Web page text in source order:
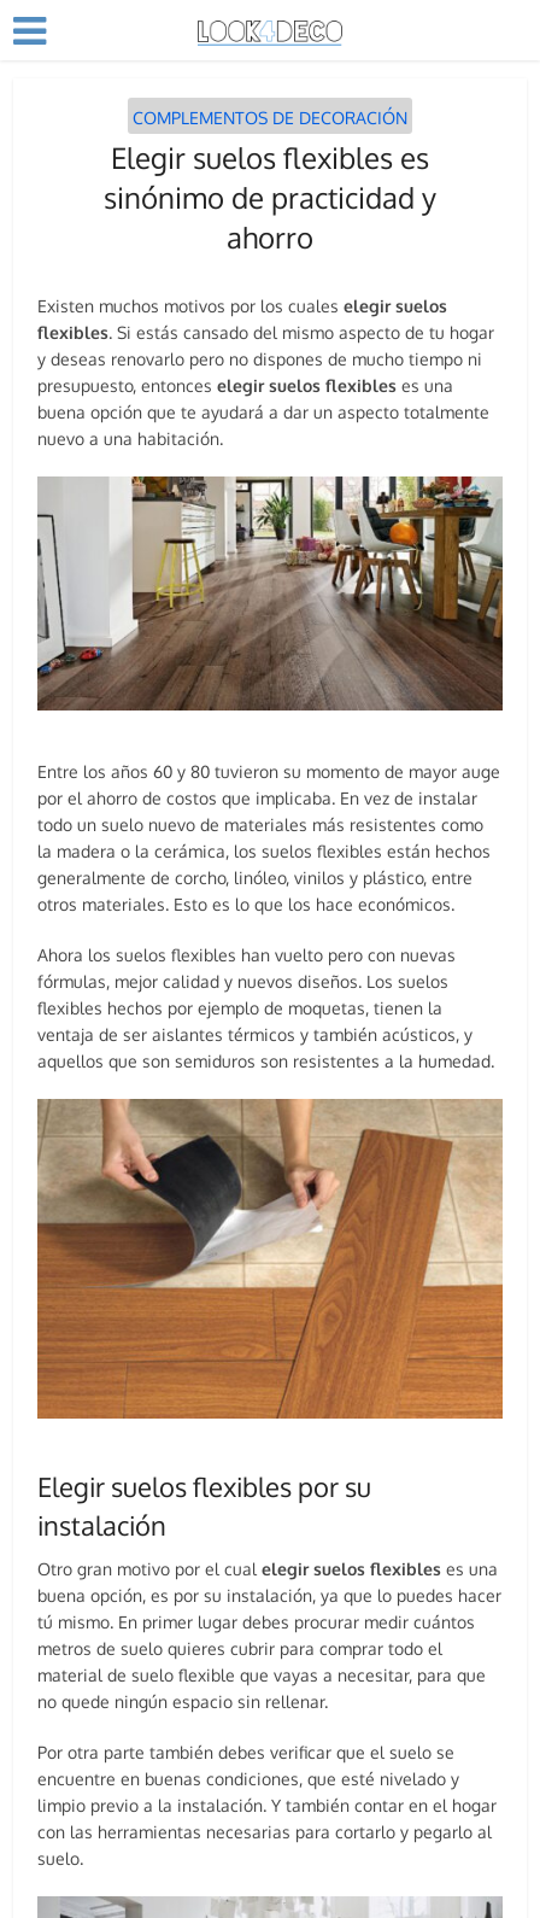
COMPLEMENTOS DE DECORACIÓN
Elegir suelos flexibles es
sinónimo de practicidad y
ahorro
Existen muchos motivos por los cualeselegir suelos
flexibles. Si estás cansado del mismo aspecto de tu hogar
y deseas renovarlo pero no dispones de mucho tiempo ni
presupuesto, entonceselegir suelos flexibles es una
buena opción que te ayudará a dar un aspecto totalmente
nuevo a una habitación.
Entre los años 60 y 80 tuvieron su momento de mayor auge
por el ahorro de costos que implicaba. En vez de instalar
todo un suelo nuevo de materiales más resistentes como
la madera o la cerámica, los suelos flexibles están hechos
generalmente de corcho, linóleo, vinilos y plástico, entre
otros materiales. Esto es lo que los hace económicos.
Ahora los suelos flexibles han vuelto pero con nuevas
fórmulas, mejor calidad y nuevos diseños. Los suelos
flexibles hechos por ejemplo de moquetas, tienen la
ventaja de ser aislantes térmicos y también acústicos, y
aquellos que son semiduros son resistentes a la humedad.
Elegir suelos flexibles por su
instalación
Otro gran motivo por el cualelegir suelos flexibles es una
buena opción, es por su instalación, ya que lo puedes hacer
tú mismo. En primer lugar debes procurar medir cuántos
metros de suelo quieres cubrir para comprar todo el
material de suelo flexible que vayas a necesitar, para que
no quede ningún espacio sin rellenar.
Por otra parte también debes verificar que el suelo se
encuentre en buenas condiciones, que esté nivelado y
limpio previo a la instalación. Y también contar en el hogar
con las herramientas necesarias para cortarlo y pegarlo al
suelo.